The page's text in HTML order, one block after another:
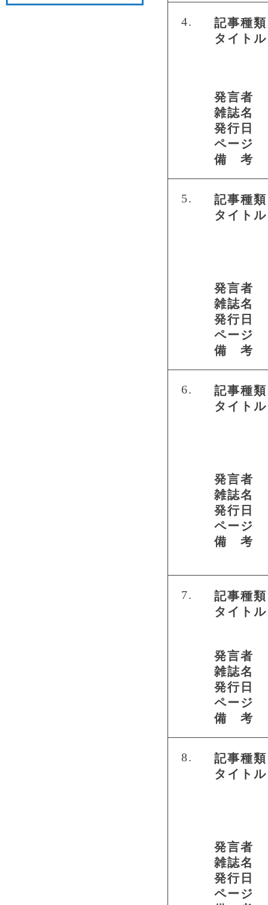
4.
記事種類
タイトル
発言者
雑誌名
発行日
ページ
備 考
5.
記事種類
タイトル
発言者
雑誌名
発行日
ページ
備 考
6.
記事種類
タイトル
発言者
雑誌名
発行日
ページ
備 考
7.
記事種類
タイトル
発言者
雑誌名
発行日
ページ
備 考
8.
記事種類
タイトル
発言者
雑誌名
発行日
ページ